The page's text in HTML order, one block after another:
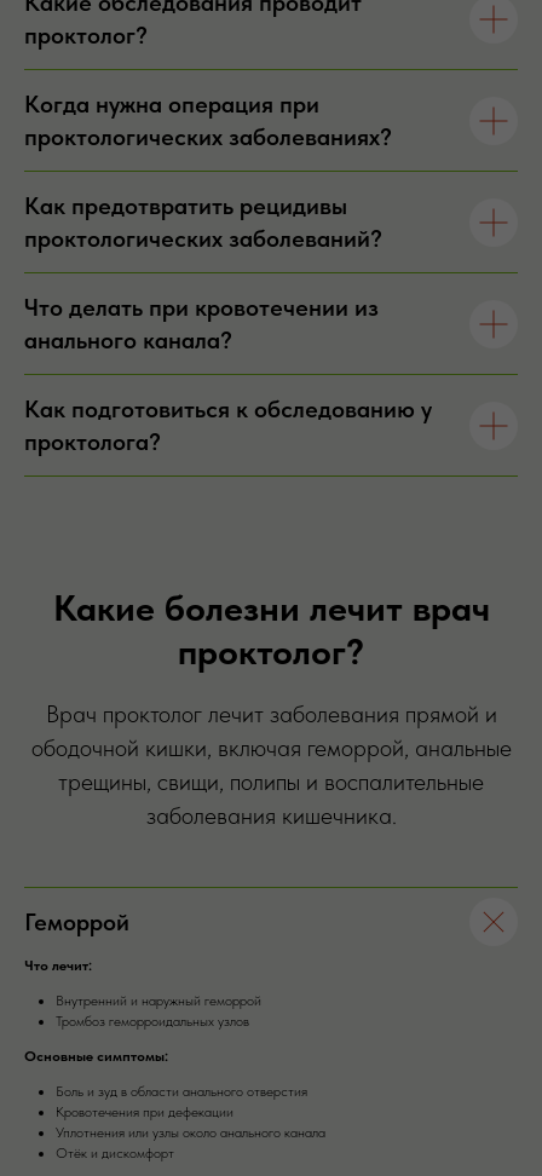
проктолог?
Когда нужна операция при
проктологических заболеваниях?
Как предотвратить рецидивы
проктологических заболеваний?
Что делать при кровотечении из
анального канала?
Как подготовиться к обследованию у
проктолога?
Какие болезни лечит врач
проктолог?
Врач проктолог лечит заболевания прямой и
ободочной кишки, включая геморрой, анальные
трещины, свищи, полипы и воспалительные
заболевания кишечника.
Геморрой
Что лечит:
Внутренний и наружный геморрой
Тромбоз геморроидальных узлов
Основные симптомы:
Боль и зуд в области анального отверстия
Кровотечения при дефекации
Уплотнения или узлы около анального канала
Отёк и дискомфорт